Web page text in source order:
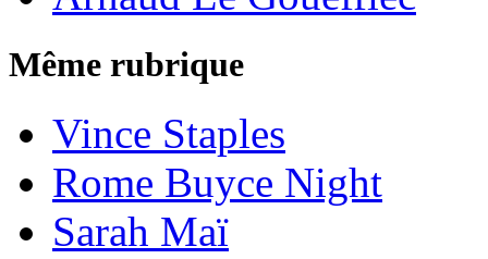
Même rubrique
Vince Staples
Rome Buyce Night
Sarah Maï